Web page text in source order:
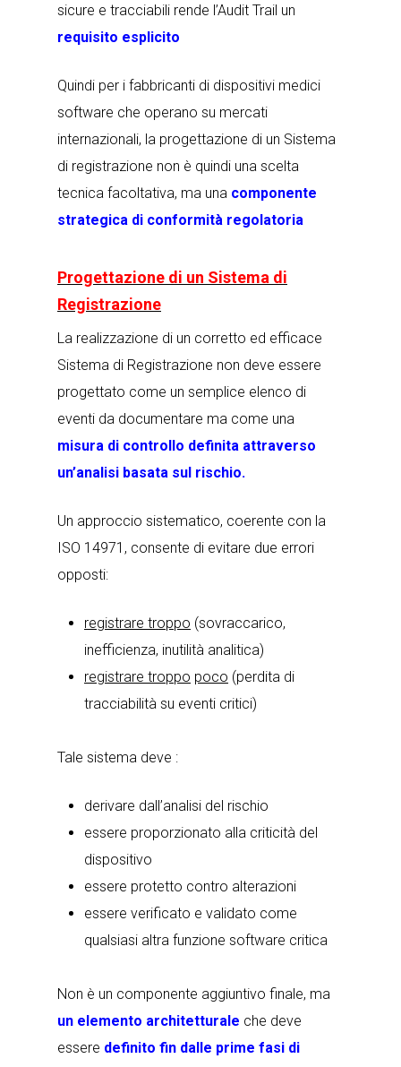
sicure e tracciabili rende l’Audit Trail un
requisito esplicito
Quindi per i fabbricanti di dispositivi medici
software che operano su mercati
internazionali, la progettazione di un Sistema
di registrazione non è quindi una scelta
tecnica facoltativa, ma una componente
strategica di conformità regolatoria
Progettazione di un Sistema di
Registrazione
La realizzazione di un corretto ed efficace
Sistema di Registrazione non deve essere
progettato come un semplice elenco di
eventi da documentare ma come una
misura di controllo definita attraverso
un’analisi basata sul rischio.
Un approccio sistematico, coerente con la
ISO 14971, consente di evitare due errori
opposti:
registrare troppo (sovraccarico,
inefficienza, inutilità analitica)
registrare troppo poco (perdita di
tracciabilità su eventi critici)
Tale sistema deve :
derivare dall’analisi del rischio
essere proporzionato alla criticità del
dispositivo
essere protetto contro alterazioni
essere verificato e validato come
qualsiasi altra funzione software critica
Non è un componente aggiuntivo finale, ma
un elemento architetturale che deve
essere definito fin dalle prime fasi di